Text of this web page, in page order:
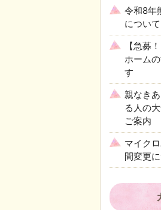
令和8年
について
【急募
ホーム
す
親なき
る人の
ご案内
マイク
間変更